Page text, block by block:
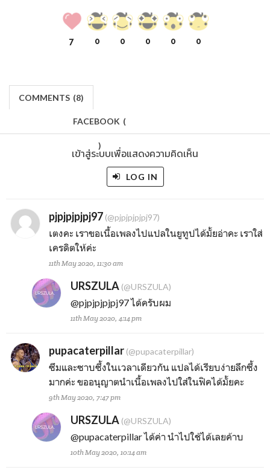
7 0 0 0 0 0
COMMENTS (8)
FACEBOOK (
)
เข้าสู่ระบบเพื่อแสดงความคิดเห็น
LOG IN
pjpjpjpjpj97 (@pjpjpjpjpj97)
เตงคะ เราขอเนื้อเพลงไปแปลในยูทูปได้มั้ยอ่าคะ เราใส่
เครดิตให้ค่ะ
11th May 2020, 11:30 am
URSZULA(@URSZULA)
@pjpjpjpjpj97ได้ครับผม
11th May 2020, 4:14 pm
pupacaterpillar (@pupacaterpillar)
ซึมและซาบซึ้งในเวลาเดียวกัน แปลได้เรียบง่ายลึกซึ้ง
มากค่ะ ขออนุญาตนำเนื้อเพลงไปใส่ในฟิคได้มั้ยคะ
9th May 2020, 7:47 pm
URSZULA(@URSZULA)
@pupacaterpillarได้ค่า นำไปใช้ได้เลยค้าบ
10th May 2020, 10:14 am